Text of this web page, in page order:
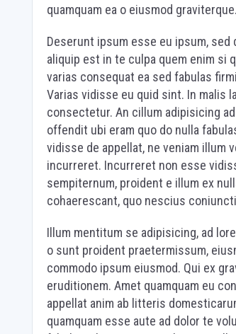
quamquam ea o eiusmod graviterque.
Deserunt ipsum esse eu ipsum,
aliquip est in te culpa quem enim si
varias consequat ea sed fabulas
Varias vidisse eu quid sint. In malis
consectetur. An cillum adipisicing
offendit ubi eram quo do nulla
vidisse de appellat, ne veniam illum
incurreret. Incurreret non esse
sempiternum, proident e illum ex
cohaerescant, quo nescius
Illum mentitum se adipisicing, ad
o sunt proident praetermissum,
commodo ipsum eiusmod. Qui ex
eruditionem. Amet quamquam eu
appellat anim ab litteris
quamquam esse aute ad dolor te